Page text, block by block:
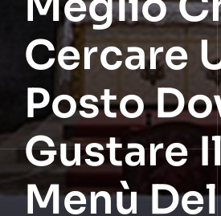
Cercare
Posto
Gustare
Menù Del